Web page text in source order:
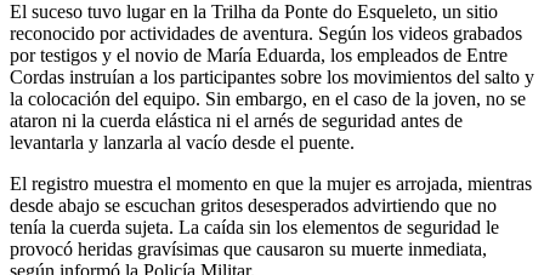
El suceso tuvo lugar en la Trilha da Ponte do Esqueleto, un sitio
reconocido por actividades de aventura. Según los videos grabados
por testigos y el novio de María Eduarda, los empleados de Entre
Cordas instruían a los participantes sobre los movimientos del salto y
la colocación del equipo. Sin embargo, en el caso de la joven, no se
ataron ni la cuerda elástica ni el arnés de seguridad antes de
levantarla y lanzarla al vacío desde el puente.
El registro muestra el momento en que la mujer es arrojada, mientras
desde abajo se escuchan gritos desesperados advirtiendo que no
tenía la cuerda sujeta. La caída sin los elementos de seguridad le
provocó heridas gravísimas que causaron su muerte inmediata,